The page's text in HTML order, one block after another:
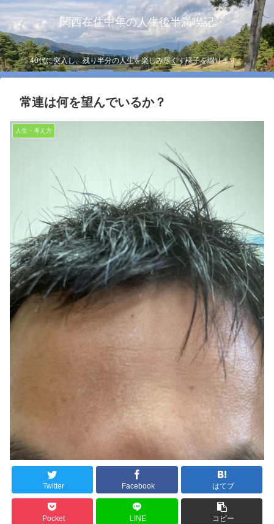
関西在住中年の人生後半満喫記
40代に突入し、残り半分の人生を楽しみ尽くす様子を綴ります。
常連は何を望んでいるか？
人生・考え方
Twitter Facebook はてブ
Pocket LINE コピー